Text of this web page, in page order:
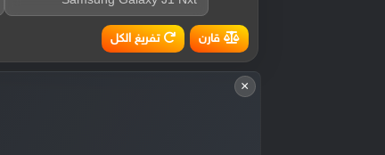
قارن تفريغ الكل
×